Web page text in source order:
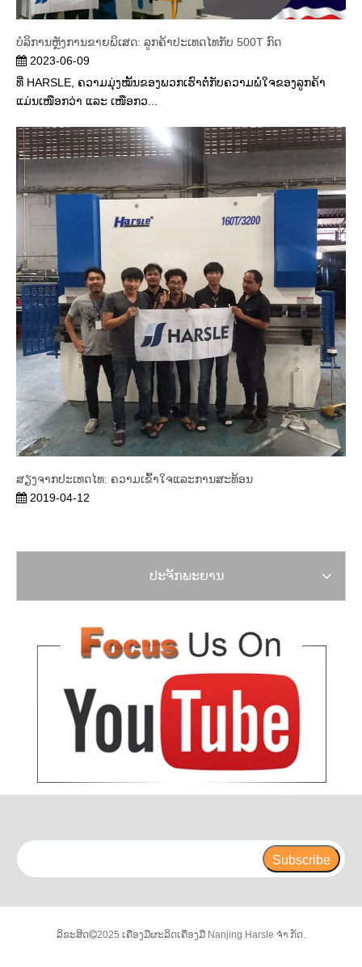
ບໍລິການຫຼັງການຂາຍພິເສດ: ລູກຄ້າປະເທດໄທກັບ 500T ກົດ
2023-06-09
ທີ່ HARSLE, ຄວາມມຸ່ງໝັ້ນຂອງພວກເຮົາຕໍ່ກັບຄວາມພໍໃຈຂອງລູກຄ້າ
ແມ່ນເໜືອກວ່າ ແລະ ເໜືອກວ...
ສຽງຈາກປະເທດໄທ: ຄວາມເຂົ້າໃຈແລະການສະທ້ອນ
2019-04-12
ປະຈັກພະຍານ
Subscribe
ລິຂະສິດ2025 ເຄື່ອງມືຜະລິດເຄື່ອງມື Nanjing Harsle ຈຳ ກັດ.